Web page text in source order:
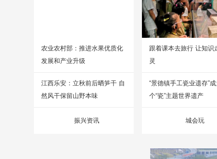
农业农村部：推进水果优质化
发展和产业升级
江西乐安：立秋前后晒笋干 自
然风干保留山野本味
振兴资讯
跟着课本去旅行 让知识
灵
“景德镇手工瓷业遗存”
个“瓷”主题世界遗产
城会玩